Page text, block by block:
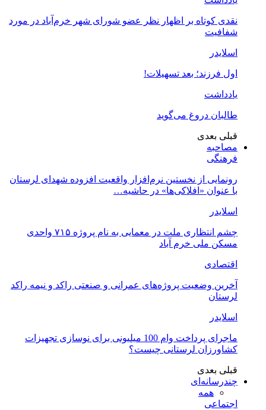
نقدی کوتاه بر اظهار نظر عضو شورای شهر خرم‌آباد در مورد
شفافیت
اسلایدر
اول فرزند؛ بعد تسهیلات!
یادداشت
طالبان دروغ می‌گوید
قبلی بعدی
مصاحبه
فرهنگی
رونمایی از نخستین نرم‌افزار واقعیت افزوده شهدای لرستان
با عنوان «افلاکی‌ها» در حاشیه…
اسلایدر
چشم انتظاری ملت در معمایی به نام پروژه ۷۱۵ واحدی
مسکن ملی خرم آباد
اقتصادی
آخرین وضعیت پروژه‌های عمرانی و صنعتی راکد و نیمه راکد
لرستان
اسلایدر
ماجرای پرداخت وام 100 میلیونی برای نوسازی تجهیزات
کشاورزان لرستانی چیست؟
قبلی بعدی
چندرسانه‌ای
همه
اجتماعی